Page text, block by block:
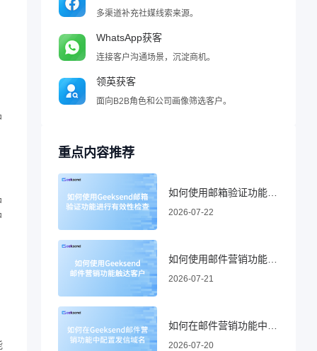
多渠道补充社媒线索来源。
WhatsApp获客
连接客户沟通场景，沉淀商机。
领英获客
面向B2B角色和公司画像筛选客户。
重点内容推荐
2026-07-22
2026-07-21
2026-07-20